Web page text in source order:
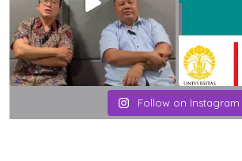
Follow on Instagram